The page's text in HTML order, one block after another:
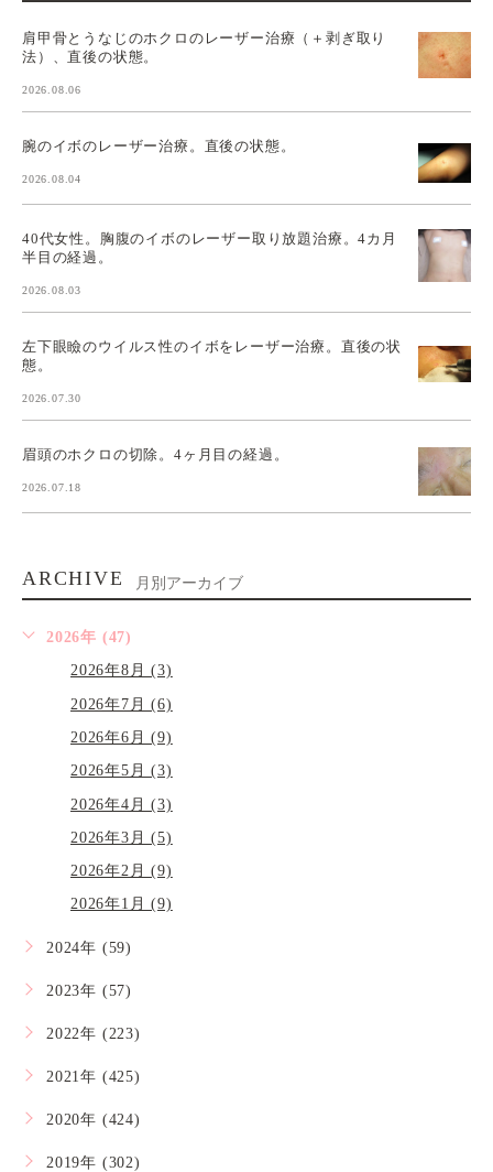
肩甲骨とうなじのホクロのレーザー治療（＋剥ぎ取り
法）、直後の状態。
2026.08.06
腕のイボのレーザー治療。直後の状態。
2026.08.04
40代女性。胸腹のイボのレーザー取り放題治療。4カ月
半目の経過。
2026.08.03
左下眼瞼のウイルス性のイボをレーザー治療。直後の状
態。
2026.07.30
眉頭のホクロの切除。4ヶ月目の経過。
2026.07.18
ARCHIVE 月別アーカイブ
2026年 (47)
2026年8月 (3)
2026年7月 (6)
2026年6月 (9)
2026年5月 (3)
2026年4月 (3)
2026年3月 (5)
2026年2月 (9)
2026年1月 (9)
2024年 (59)
2023年 (57)
2022年 (223)
2021年 (425)
2020年 (424)
2019年 (302)